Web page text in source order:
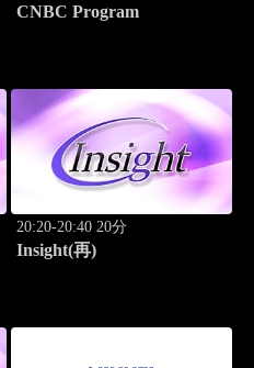
CNBC Program
20:20-20:40 20分
Insight(再)